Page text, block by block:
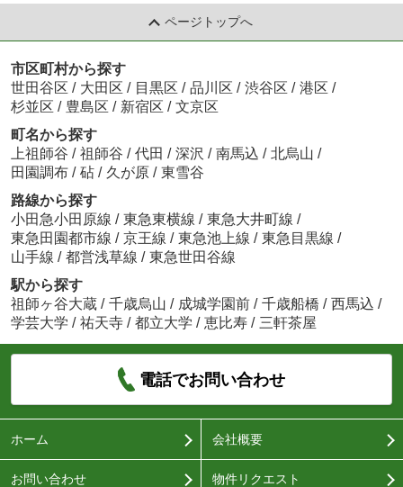
ページトップへ
市区町村から探す
世田谷区 / 大田区 / 目黒区 / 品川区 / 渋谷区 / 港区 /
杉並区 / 豊島区 / 新宿区 / 文京区
町名から探す
上祖師谷 / 祖師谷 / 代田 / 深沢 / 南馬込 / 北烏山 /
田園調布 / 砧 / 久が原 / 東雪谷
路線から探す
小田急小田原線 / 東急東横線 / 東急大井町線 /
東急田園都市線 / 京王線 / 東急池上線 / 東急目黒線 /
山手線 / 都営浅草線 / 東急世田谷線
駅から探す
祖師ヶ谷大蔵 / 千歳烏山 / 成城学園前 / 千歳船橋 / 西馬込 /
学芸大学 / 祐天寺 / 都立大学 / 恵比寿 / 三軒茶屋
電話でお問い合わせ
ホーム 会社概要
お問い合わせ 物件リクエスト